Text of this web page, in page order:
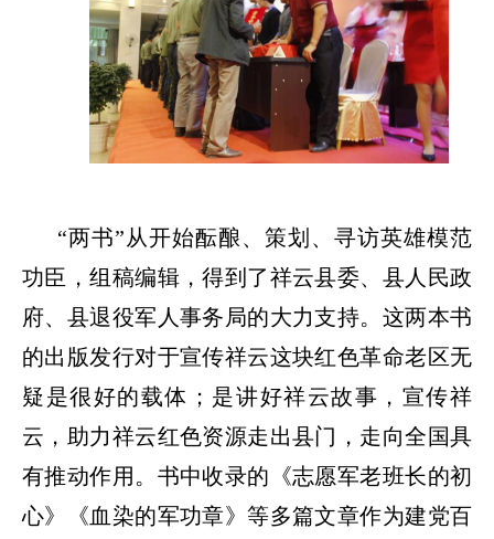
“两书”从开始酝酿、策划、寻访英雄模范
功臣，组稿编辑，得到了祥云县委、县人民政
府、县退役军人事务局的大力支持。这两本书
的出版发行对于宣传祥云这块红色革命老区无
疑是很好的载体；是讲好祥云故事，宣传祥
云，助力祥云红色资源走出县门，走向全国具
有推动作用。书中收录的《志愿军老班长的初
心》《血染的军功章》等多篇文章作为建党百